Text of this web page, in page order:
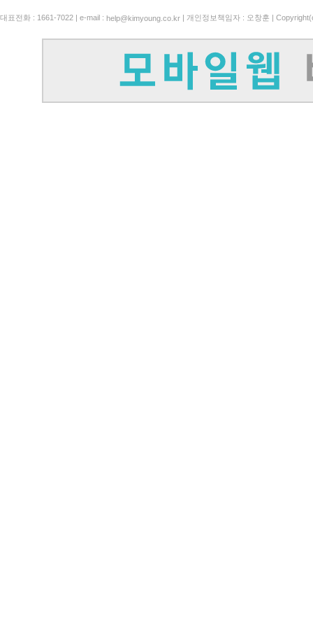
대표전화 : 1661-7022 | e-mail : help@kimyoung.co.kr | 개인정보책임자 : 오창훈 |